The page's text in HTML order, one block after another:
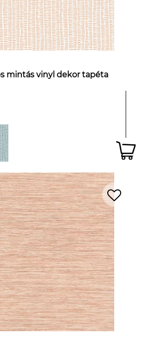
mintás vinyl dekor tapéta